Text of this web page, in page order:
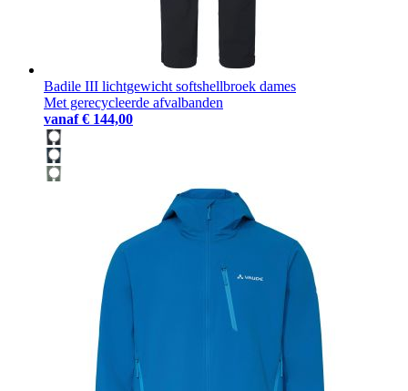
Badile III lichtgewicht softshellbroek dames
Met gerecycleerde afvalbanden
vanaf € 144,00